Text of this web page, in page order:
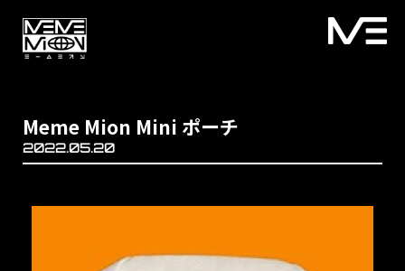
Meme Mion Mini ポーチ
2022.05.20